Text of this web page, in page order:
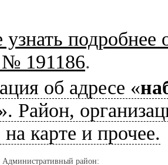
подробнее
№ 191186.
об адресе «
Район,
карте и прочее.
Административный район: